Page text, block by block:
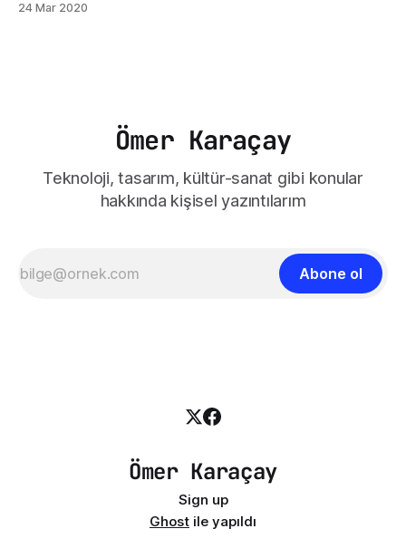
Newsweek gibi önde gelen yayınlardan da çok sayıda
24 Mar 2020
Ömer Karaçay
Teknoloji, tasarım, kültür-sanat gibi konular
hakkında kişisel yazıntılarım
Abone ol
Ömer Karaçay
Sign up
Ghost ile yapıldı